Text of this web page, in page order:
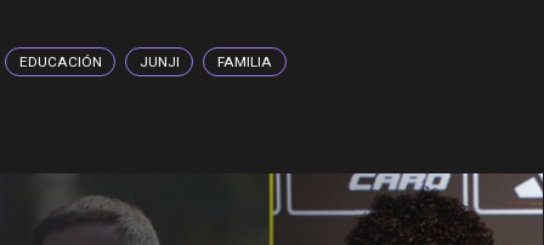
EDUCACIÓN JUNJI FAMILIA